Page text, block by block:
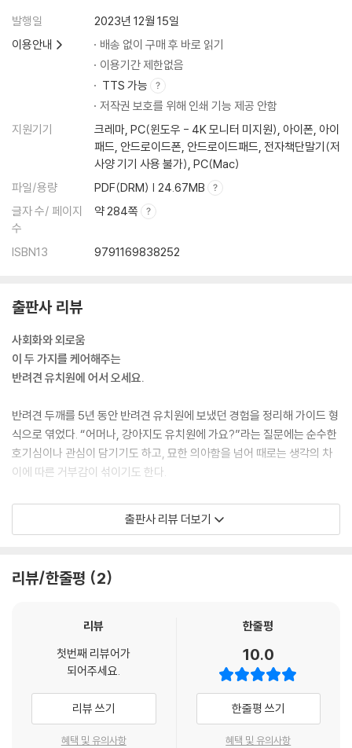
Step 1. 주변 유치원 알아보기
Step 2. 등·하원 시간과 비용 알아보기
Step 3. 내 강아지에게 적합한 유치원 정하기
Step 4. 강아지와 직접 방문하기
Step 5. 등원하고 관찰하기
6장 반려견 유치원의 하루
등원하기 (오전 7:30 - 9:00)
자유 활동 (오전 9:00 - 10:00)
개별 교육 프로그램 (오전 10:00 - 12:00)
점심시간 및 자유 활동 (12:00 - 14:00)
소그룹 놀이 활동 (14:00 - 15:00)
알림장 확인하기
부록 - 형님 반 두깨의 반려견 유치원 생활
발행일
2023년 12월 15일
이용안내
배송 없이 구매 후 바로 읽기
이용기간 제한없음
TTS 가능
저작권 보호를 위해 인쇄 기능 제공 안함
지원기기
크레마, PC(윈도우 - 4K 모니터 미지원), 아이폰, 아이
패드, 안드로이드폰, 안드로이드패드, 전자책단말기(저
사양 기기 사용 불가), PC(Mac)
파일/용량
PDF(DRM) | 24.67MB
글자 수/ 페이지
수
약 284쪽
ISBN13 9791169838252
출판사 리뷰
사회화와 외로움
이 두 가지를 케어해주는
반려견 유치원에 어서 오세요.
반려견 두깨를 5년 동안 반려견 유치원에 보냈던 경험을 정리해 가이드 형
식으로 엮었다. “어머나, 강아지도 유치원에 가요?”라는 질문에는 순수한
호기심이나 관심이 담기기도 하고, 묘한 의아함을 넘어 때로는 생각의 차
이에 따른 거부감이 섞이기도 한다.
편견은 넘겨짚은 마음에서 시작된다. 반려견 유치원을 이해할 수 있도록
정리된 정보로 불필요한 오해를 해소할 수 있다는 마음으로 이 책은 쓰였
를 편안하게 제공받을 수 있도록 이 책은 반려견 유치원에 대한 호기심에
물음에 평온하게 답한다. “그럼요, 강아지도 유치원이 있어요.”
강아지도 행복할 권리가 있다.
“이 책은 빠르게 변하는 시대에 꼭 필요한 가이드다. 내 강아지를 건강하고
행복하게 키우고 싶은데 시간이 없어서 망설였던 반려인은 반려견 유치원
이라는 새로운 세상을 만나게 될 것이다. 방법을 몰라 강아지에게 늘 미안
출판사 리뷰 더보기
리뷰/한줄평 2
리뷰
첫번째 리뷰어가
되어주세요.
리뷰 쓰기
혜택 및 유의사항
한줄평
10.0
한줄평 쓰기
혜택 및 유의사항